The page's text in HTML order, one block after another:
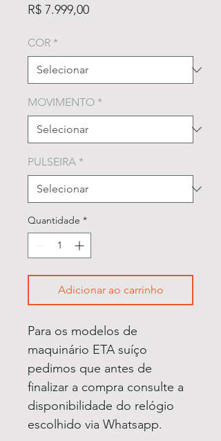
R$ 7.999,00Preço
COR *
MOVIMENTO *
PULSEIRA *
Quantidade *
Adicionar ao carrinho
Para os modelos de
maquinário ETA suíço
pedimos que antes de
finalizar a compra consulte a
disponibilidade do relógio
escolhido via Whatsapp.